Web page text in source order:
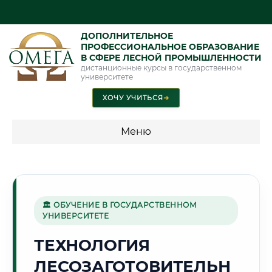
ДОПОЛНИТЕЛЬНОЕ
ПРОФЕССИОНАЛЬНОЕ ОБРАЗОВАНИЕ
В СФЕРЕ ЛЕСНОЙ ПРОМЫШЛЕННОСТИ
дистанционные курсы в государственном
университете
ХОЧУ УЧИТЬСЯ➜
Меню
промышленность"
🏗️
🏛 ОБУЧЕНИЕ В ГОСУДАРСТВЕННОМ
УНИВЕРСИТЕТЕ
ТЕХНОЛОГИЯ
ЛЕСОЗАГОТОВИТЕЛЬН